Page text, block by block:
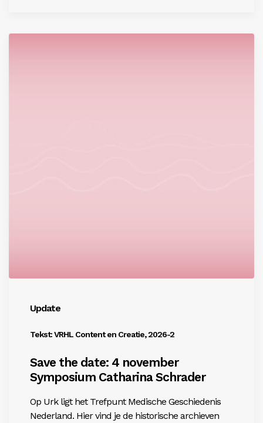
Update
Tekst: VRHL Content en Creatie, 2026-2
Save the date: 4 november
Symposium Catharina Schrader
Op Urk ligt het Trefpunt Medische Geschiedenis
Nederland. Hier vind je de historische archieven